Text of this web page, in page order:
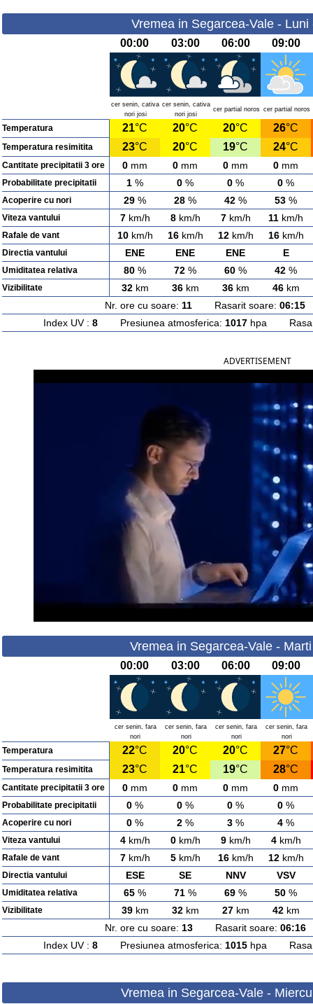
Vremea in Segarcea-Vale -
00:00 03:00 06:00 09:00
cer senin, cativa
nori josi
cer senin, cativa
nori josi
cer partial noros cer partial noros
Temperatura 21°C 20°C 20°C 26°C
Temperatura resimitita 23°C 20°C 19°C 24°C
Cantitate precipitatii 3 ore 0 mm 0 mm 0 mm 0 mm
Probabilitate precipitatii 1 % 0 % 0 % 0 %
Acoperire cu nori 29 % 28 % 42 % 53 %
Viteza vantului 7km/h 8km/h 7km/h 11 km/h
Rafale de vant 10km/h 16km/h 12km/h 16km/h
Directia vantului ENE ENE ENE E
Umiditatea relativa 80 % 72 % 60 % 42 %
Vizibilitate 32km 36km 36km 46km
Nr. ore cu soare: 11 Rasarit soare: 06:15
Index UV : 8Presiunea atmosferica: 1017hpa
ADVERTISEMENT
Vremea in Segarcea-Vale -
00:00 03:00 06:00 09:00
cer senin, fara
nori
cer senin, fara
nori
cer senin, fara
nori
cer senin, fara
nori
Temperatura 22°C 20°C 20°C 27°C
Temperatura resimitita 23°C 21°C 19°C 28°C
Cantitate precipitatii 3 ore 0 mm 0 mm 0 mm 0 mm
Probabilitate precipitatii 0 % 0 % 0 % 0 %
Acoperire cu nori 0 % 2 % 3 % 4 %
Viteza vantului 4km/h 0km/h 9km/h 4km/h
Rafale de vant 7km/h 5km/h 16km/h 12km/h
Directia vantului ESE SE NNV VSV
Umiditatea relativa 65 % 71 % 69 % 50 %
Vizibilitate 39km 32km 27km 42km
Nr. ore cu soare: 13Rasarit soare: 06:16
Index UV : 8 Presiunea atmosferica: 1015 hpa
Vremea in Segarcea-Vale -